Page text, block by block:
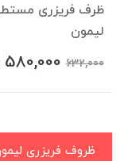
لیمون
632,000
580,000
ظروف فریزری